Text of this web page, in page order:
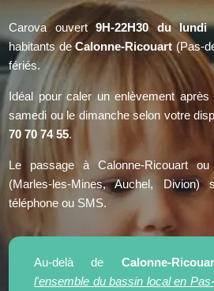
Carova ouvert9H-22H30 du lundi
habitants deCalonne-Ricouart (Pas-
fériés.
Idéal pour caler un enlèvement
samedi ou le dimanche selon votre
70 70 74 55.
Le passage à Calonne-Ricouart
(Marles-les-Mines, Auchel,
téléphone ou SMS.
Au-delà de Calonne-
l'ensemble du bassin local en